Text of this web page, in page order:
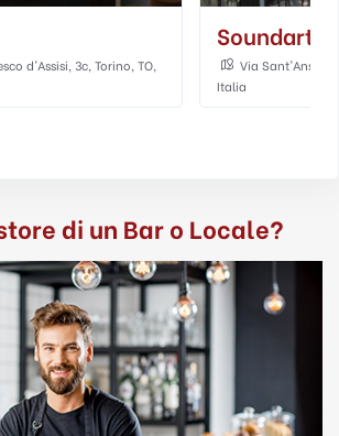
d'Assisi, 3c, Torino, TO,
Soundart
Via
Italia
di un Bar o Locale?